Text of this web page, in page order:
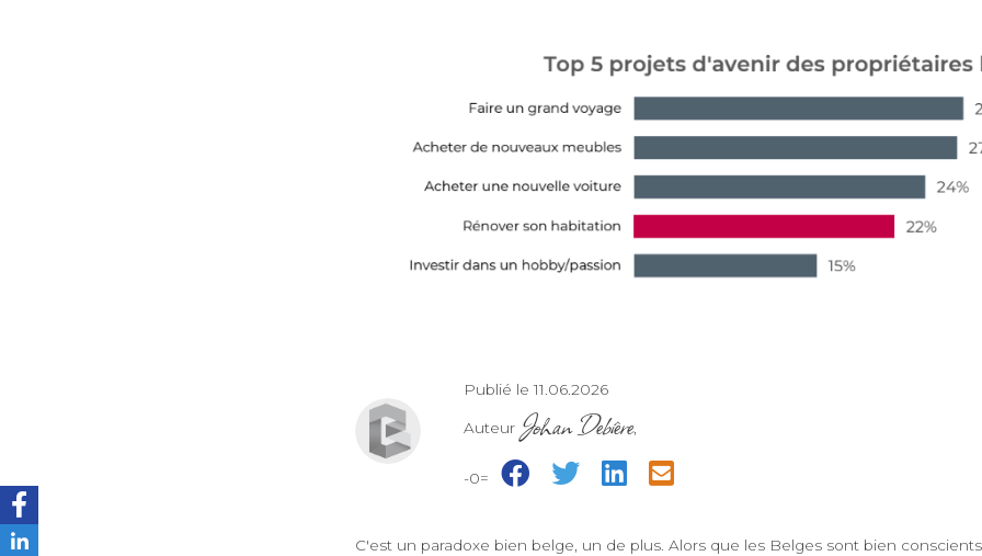
Publié le 11.06.2026
Auteur Johan Debière,
-0=
C'est un paradoxe bien belge, un de plus. Alors que les Belges sont bien